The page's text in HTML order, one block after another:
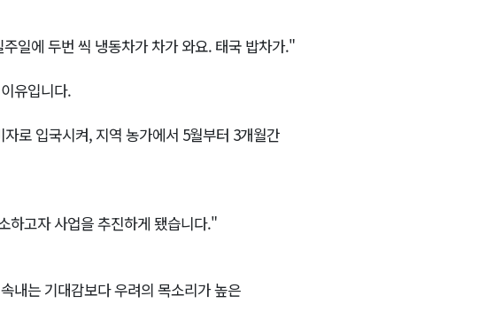
일에 두번 씩 냉동차가 차가 와요. 태국 밥차가."
유입니다.
로 입국시켜, 지역 농가에서 5월부터 3개월간
하고자 사업을 추진하게 됐습니다."
내는 기대감보다 우려의 목소리가 높은